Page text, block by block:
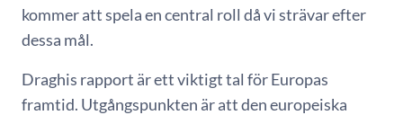
kommer att spela en central roll då vi strävar efter
dessa mål.
Draghis rapport är ett viktigt tal för Europas
framtid. Utgångspunkten är att den europeiska